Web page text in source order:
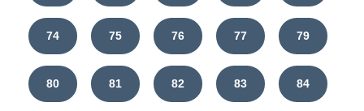
74 75 76 77 79
80 81 82 83 84